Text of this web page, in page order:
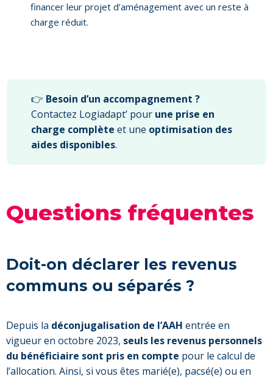
financer leur projet d’aménagement avec un reste à
charge réduit.
👉 Besoin d’un accompagnement ?
Contactez Logiadapt’ pour une prise en
charge complète et une optimisation des
aides disponibles.
Questions fréquentes
Doit-on déclarer les revenus
communs ou séparés ?
Depuis la déconjugalisation de l’AAH entrée en
vigueur en octobre 2023, seuls les revenus personnels
du bénéficiaire sont pris en compte pour le calcul de
l’allocation. Ainsi, si vous êtes marié(e), pacsé(e) ou en